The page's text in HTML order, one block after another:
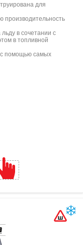
для
производительность
в сочетании с
в топливной
с помощью самых